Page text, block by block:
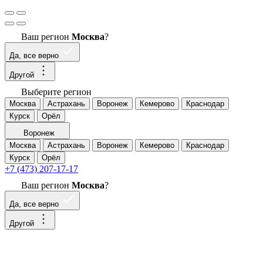
Ваш регион Москва?
Да, все верно
Другой
Выберите регион
Москва Астрахань Воронеж Кемерово
Краснодар
Курск
Орёл
Воронеж
Москва
Астрахань Воронеж Кемерово
Краснодар
Курск
Орёл
+7 (473) 207-17-17
Ваш регион Москва?
Да, все верно
Другой